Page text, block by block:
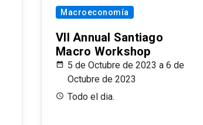
Macroeconomía
VII Annual Santiago
Macro Workshop
5 de Octubre de 2023 a 6 de
Octubre de 2023
Todo el dia.